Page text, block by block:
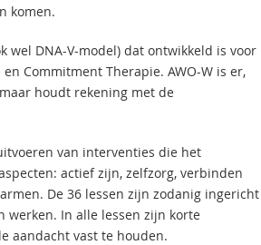
komen.
wel DNA-V-model) dat ontwikkeld is voor
Commitment Therapie. AWO-W is er,
houdt rekening met de
van interventies die het
actief zijn, zelfzorg, verbinden
De 36 lessen zijn zodanig ingericht
werken. In alle lessen zijn korte
aandacht vast te houden.